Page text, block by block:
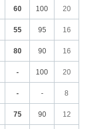
60 100 20
55 95 16
80 90 16
- 100 20
- - 8
75 90 12